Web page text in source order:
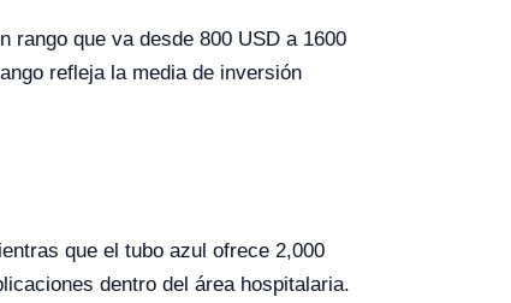
rango que va desde 800 USD a 1600
refleja la media de inversión
que el tubo azul ofrece 2,000
dentro del área hospitalaria.